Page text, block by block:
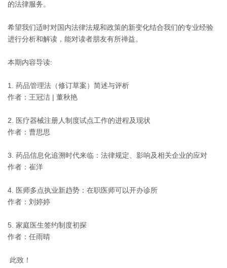
的法律服务。
希望我们适时对国内法律法规和政策的新变化结合我们的专业经验
进行分析和解读，能对读者朋友有所禅益。
本期内容导读:
1. 药品管理法（修订草案）简述与评析
作者：王冠洁 | 董秋艳
2. 医疗器械注册人制度试点工作的进程及现状
作者：曹思思
3. 药品信息化追溯时代来临：法律规定、影响及相关企业的应对
作者：崔洋
4. 医师多点执业新趋势：在职医师可以开办诊所
作者：刘婷婷
5. 家庭医生签约制度初探
作者：任雨晴
此致！